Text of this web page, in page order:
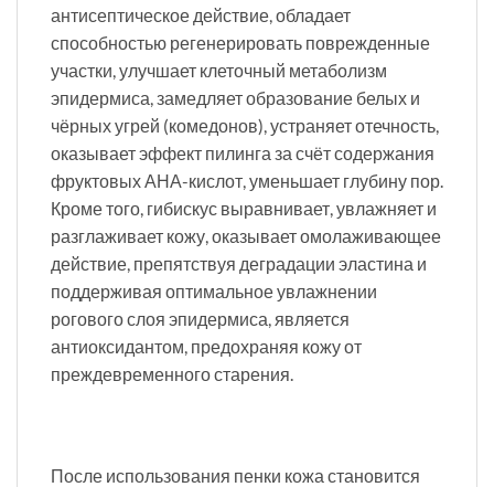
антисептическое действие, обладает
способностью регенерировать поврежденные
участки, улучшает клеточный метаболизм
эпидермиса, замедляет образование белых и
чёрных угрей (комедонов), устраняет отечность,
оказывает эффект пилинга за счёт содержания
фруктовых АНА-кислот, уменьшает глубину пор.
Кроме того, гибискус выравнивает, увлажняет и
разглаживает кожу, оказывает омолаживающее
действие, препятствуя деградации эластина и
поддерживая оптимальное увлажнении
рогового слоя эпидермиса, является
антиоксидантом, предохраняя кожу от
преждевременного старения.
После использования пенки кожа становится